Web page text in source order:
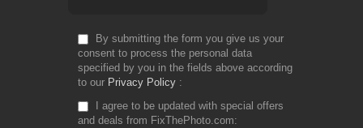
By submitting the form you give us your
consent to process the personal data
specified by you in the fields above according
to our Privacy Policy
I agree to be updated with special offers
and deals from FixThePhoto.com